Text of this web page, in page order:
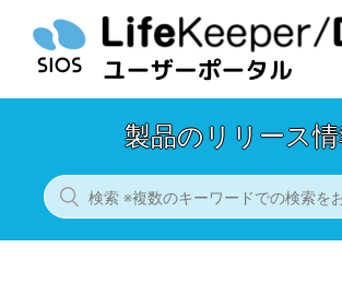
製品のリリース